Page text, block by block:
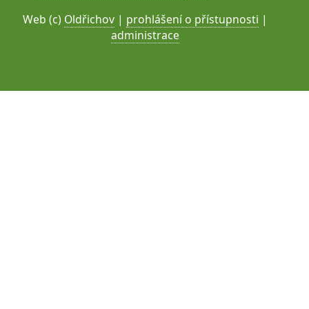
Web (c) Oldřichov | prohlášení o přístupnosti |
administrace